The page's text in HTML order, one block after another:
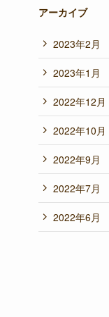
アーカイブ
2023年2月
2023年1月
2022年12月
2022年10月
2022年9月
2022年7月
2022年6月